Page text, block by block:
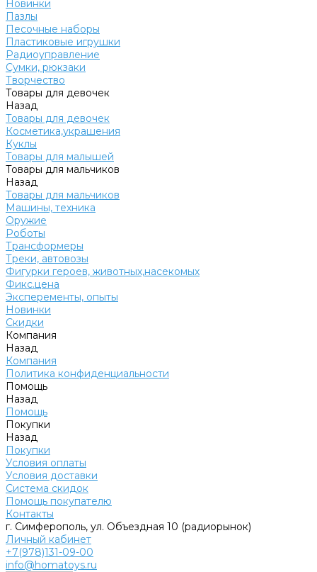
Новинки
Пазлы
Песочные наборы
Пластиковые игрушки
Радиоуправление
Сумки, рюкзаки
Творчество
Товары для девочек
Назад
Товары для девочек
Косметика,украшения
Куклы
Товары для малышей
Товары для мальчиков
Назад
Товары для мальчиков
Машины, техника
Оружие
Роботы
Трансформеры
Треки, автовозы
Фигурки героев, животных,насекомых
Фикс.цена
Эксперементы, опыты
Новинки
Скидки
Компания
Назад
Компания
Политика конфиденциальности
Помощь
Назад
Помощь
Покупки
Назад
Покупки
Условия оплаты
Условия доставки
Система скидок
Помощь покупателю
Контакты
г. Симферополь, ул. Объездная 10 (радиорынок)
Личный кабинет
+7(978)131-09-00
info@homatoys.ru